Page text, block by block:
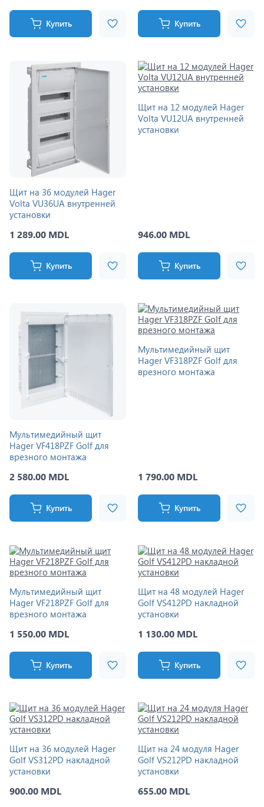
Купить Купить
Щит на 36 модулей Hager
Volta VU36UA внутренней
установки
1 289.00 MDL
Купить
Щит на 12 модулей Hager
Volta VU12UA внутренней
установки
946.00 MDL
Купить
Мультимедийный щит
Hager VF418PZF Golf для
врезного монтажа
2 580.00 MDL
Купить
Мультимедийный щит
Hager VF318PZF Golf для
врезного монтажа
1 790.00 MDL
Купить
Мультимедийный щит
Hager VF218PZF Golf для
врезного монтажа
1 550.00 MDL
Купить
Щит на 48 модулей Hager
Golf VS412PD накладной
установки
1 130.00 MDL
Купить
Щит на 36 модулей Hager
Golf VS312PD накладной
установки
900.00 MDL
Щит на 24 модуля Hager
Golf VS212PD накладной
установки
655.00 MDL